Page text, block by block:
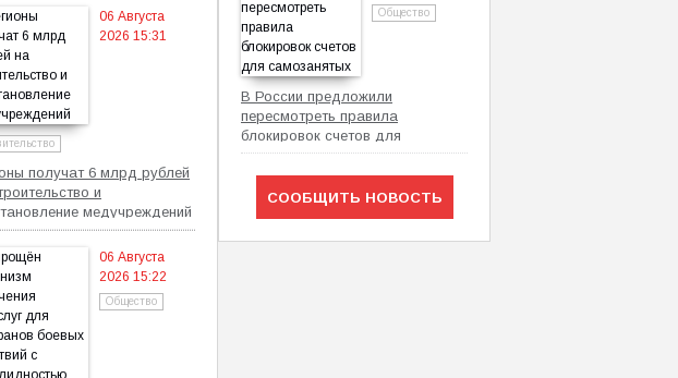
Общество
В России предложили
пересмотреть правила
блокировок счетов для
самозанятых
СООБЩИТЬ НОВОСТЬ
06 Августа
2026 15:31
получат 6 млрд рублей
и
медучреждений
06 Августа
2026 15:22
Общество